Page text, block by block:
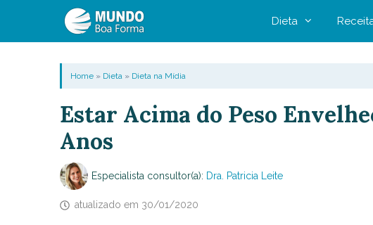
Dieta
Home» Dieta» Dieta na Mídia
Estar Acima do Peso
Anos
Especialista consultor(a): Dra. Patricia Leite
atualizado em 30/01/2020